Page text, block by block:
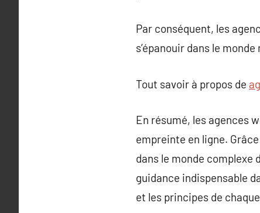
Par conséquent, les
s’épanouir dans le
Tout savoir à propos de
En résumé, les agences
empreinte en ligne.
dans le monde
guidance indispensable
et les principes de